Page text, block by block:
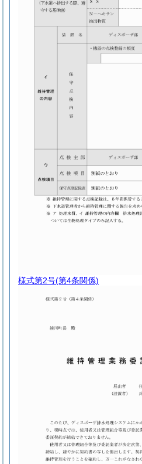
様式第2号(第4条関係)